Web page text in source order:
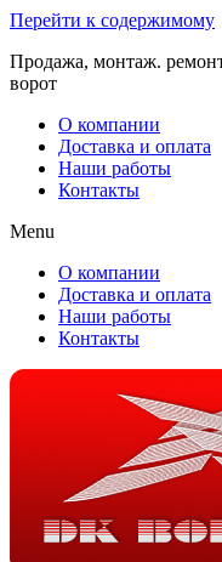
Перейти к содержимому
Продажа, монтаж.
ворот
О компании
Доставка и оплата
Наши работы
Контакты
Menu
О компании
Доставка и оплата
Наши работы
Контакты